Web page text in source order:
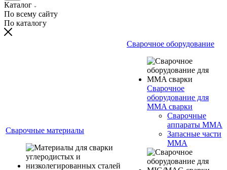
Каталог
По всему сайту
По каталогу
Сварочные материалы
Сварочное оборудование
Сварочное
оборудование для
MMA сварки
Сварочные
аппараты MMA
Запасные части
MMA